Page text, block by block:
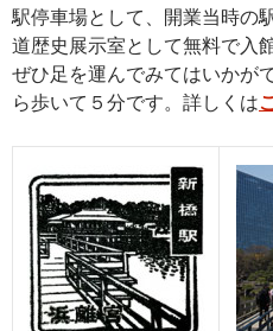
駅停車場として、開業当時の
道歴史展示室として無料で入
ぜひ足を運んでみてはいかが
ら歩いて５分です。詳しくは